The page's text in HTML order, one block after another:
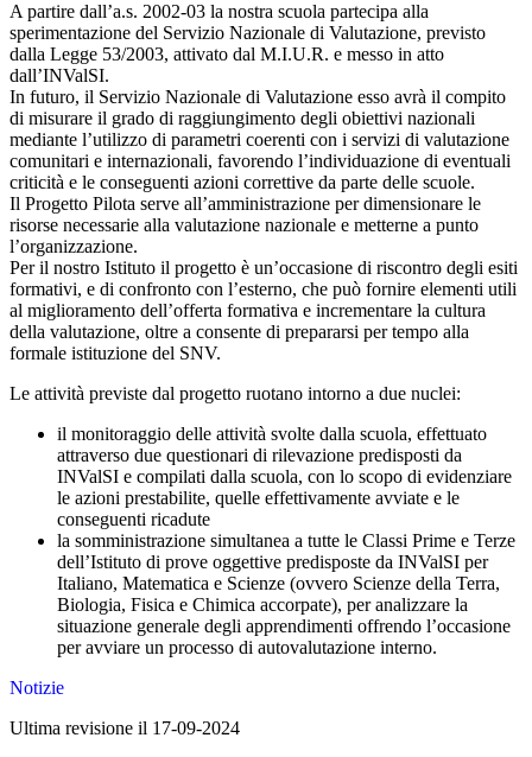
A partire dall’a.s. 2002-03 la nostra scuola partecipa alla
sperimentazione del Servizio Nazionale di Valutazione, previsto
dalla Legge 53/2003, attivato dal M.I.U.R. e messo in atto
dall’INValSI.
In futuro, il Servizio Nazionale di Valutazione esso avrà il compito
di misurare il grado di raggiungimento degli obiettivi nazionali
mediante l’utilizzo di parametri coerenti con i servizi di valutazione
comunitari e internazionali, favorendo l’individuazione di eventuali
criticità e le conseguenti azioni correttive da parte delle scuole.
Il Progetto Pilota serve all’amministrazione per dimensionare le
risorse necessarie alla valutazione nazionale e metterne a punto
l’organizzazione.
Per il nostro Istituto il progetto è un’occasione di riscontro degli esiti
formativi, e di confronto con l’esterno, che può fornire elementi utili
al miglioramento dell’offerta formativa e incrementare la cultura
della valutazione, oltre a consente di prepararsi per tempo alla
formale istituzione del SNV.
Le attività previste dal progetto ruotano intorno a due nuclei:
il monitoraggio delle attività svolte dalla scuola, effettuato
attraverso due questionari di rilevazione predisposti da
INValSI e compilati dalla scuola, con lo scopo di evidenziare
le azioni prestabilite, quelle effettivamente avviate e le
conseguenti ricadute
la somministrazione simultanea a tutte le Classi Prime e Terze
dell’Istituto di prove oggettive predisposte da INValSI per
Italiano, Matematica e Scienze (ovvero Scienze della Terra,
Biologia, Fisica e Chimica accorpate), per analizzare la
situazione generale degli apprendimenti offrendo l’occasione
per avviare un processo di autovalutazione interno.
Notizie
Ultima revisione il 17-09-2024